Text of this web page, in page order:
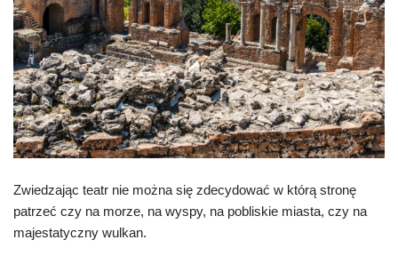
Zwiedzając teatr nie można się zdecydować w którą stronę
patrzeć czy na morze, na wyspy, na pobliskie miasta, czy na
majestatyczny wulkan.